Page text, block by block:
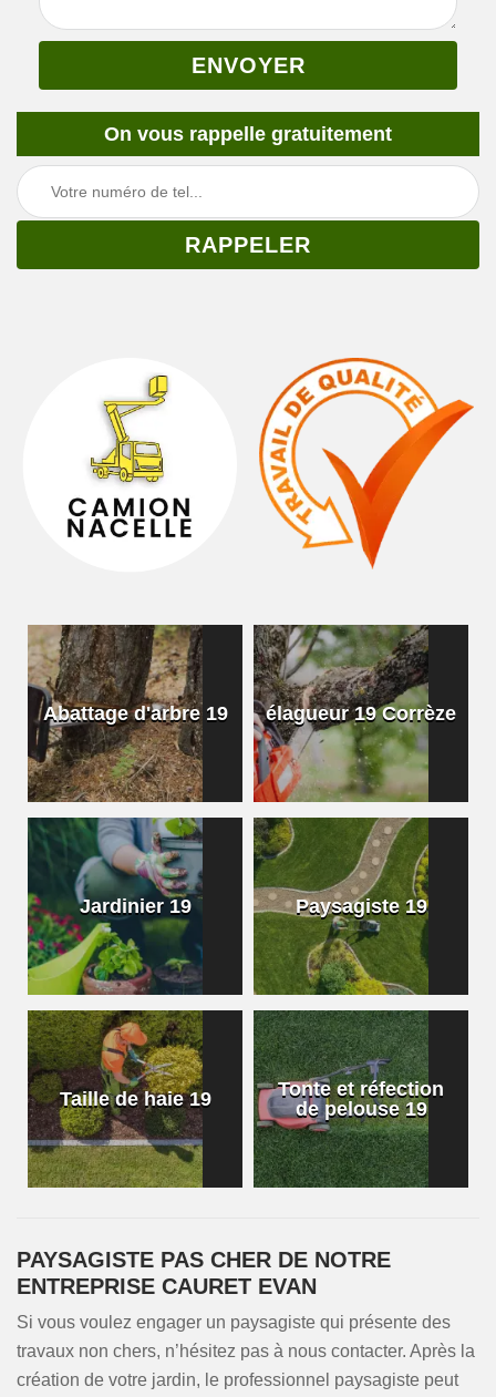
On vous rappelle gratuitement
Abattage d'arbre 19 élagueur 19 Corrèze
Jardinier 19 Paysagiste 19
Taille de haie 19
Tonte et réfection
de pelouse 19
PAYSAGISTE PAS CHER DE NOTRE
ENTREPRISE CAURET EVAN
Si vous voulez engager un paysagiste qui présente des
travaux non chers, n’hésitez pas à nous contacter. Après la
création de votre jardin, le professionnel paysagiste peut